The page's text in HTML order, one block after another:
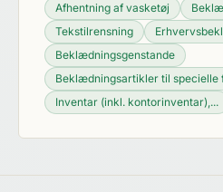
Afhentning af vasketøj
Tekstilrensning
Beklædningsgenstande
Beklædningsartikler til specielle
Inventar (inkl. kontorinventar),...